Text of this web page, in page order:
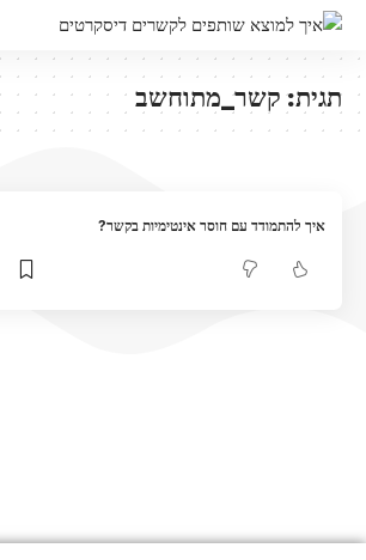
תגית:קשר_מתוחשב
איך להתמודד עם חוסר אינטימיות בקשר?